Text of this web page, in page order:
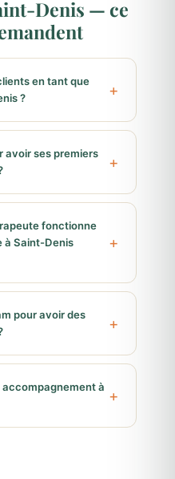
Denis — ce
en tant que
?
avoir ses premiers
fonctionne
à Saint-Denis
pour avoir des
accompagnement à